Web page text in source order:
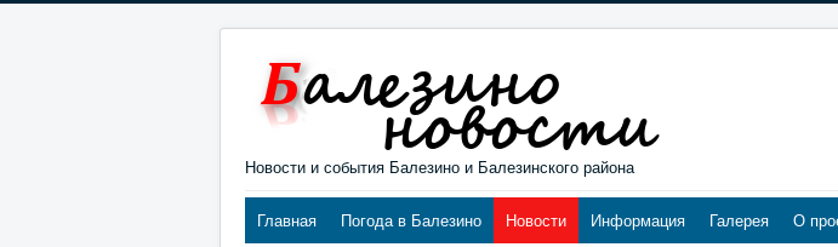
Новости и события Балезино и Балезинского района
Главная Погода в Балезино Новости Информация Галерея О